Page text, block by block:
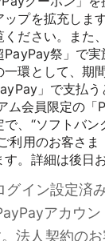
ップを拡充しま
ください。また
PayPay祭」で実
一環として、期
」で支払う
ム会員限定の「
、“ソフトバン
利用のお客さ
。詳細は後日
グイン設定済
アカウ
法人契約の